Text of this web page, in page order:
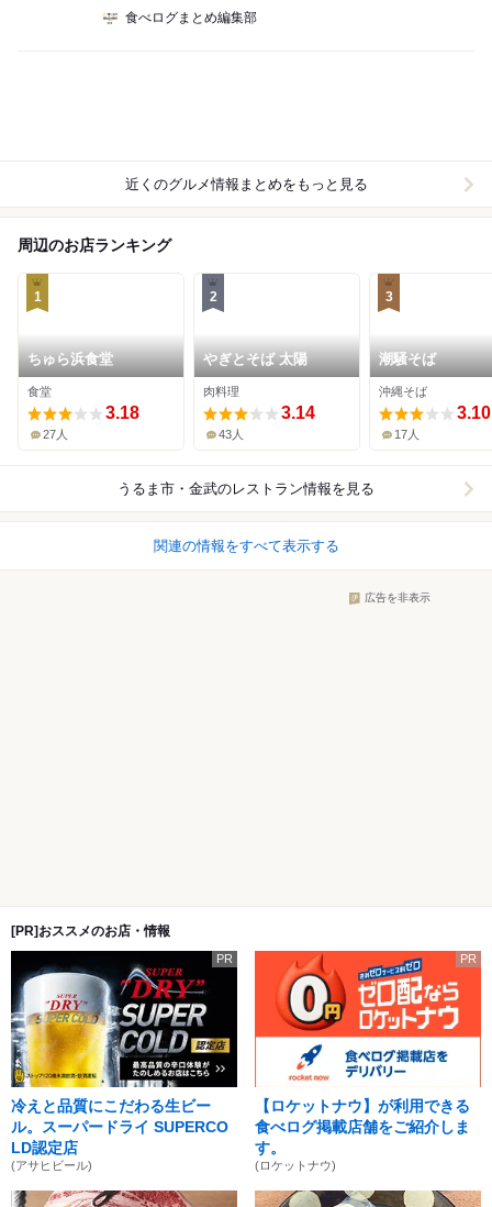
食べログまとめ編集部
近くのグルメ情報まとめをもっと見る
周辺のお店ランキング
1
ちゅら浜食堂
食堂
3.18
27人
2
やぎとそば 太陽
肉料理
3.14
43人
3
潮騒そば
沖縄そば
3.10
17人
うるま市・金武のレストラン情報を見る
関連の情報をすべて表示する
広告を非表示
[PR]おススメのお店・情報
PR
冷えと品質にこだわる生ビー
ル。スーパードライ SUPERCO
LD認定店
(アサヒビール)
PR
【ロケットナウ】が利用できる
食べログ掲載店舗をご紹介しま
す。
(ロケットナウ)